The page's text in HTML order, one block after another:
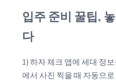
입주 준비 꿀팁,
다
1) 하자 체크 앱에 세대 정
에서 사진 찍을 때 자동으